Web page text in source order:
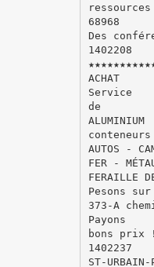
68968
Des
1402208
ACHAT
Service
de
ALUMINIUM
conteneurs
AUTOS -
FER -
FERAILLE
Pesons
373-A
Payons
bons prix !
1402237
ST-URBAIN-